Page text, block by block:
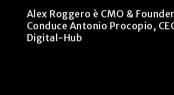
Alex Roggero è CMO &
Conduce Antonio Procopio,
Digital-Hub